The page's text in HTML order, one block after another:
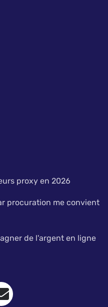
proxy en 2026
procuration me convient
de l'argent en ligne